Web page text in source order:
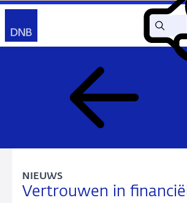
Zoek
Vertrouwen in
NIEUWS